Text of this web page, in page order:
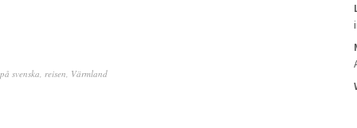
på svenska, reisen, Värmland